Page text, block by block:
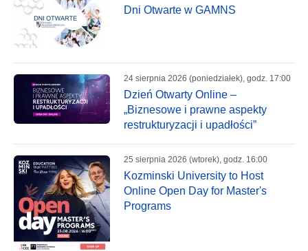
Dni Otwarte w GAMNS
24 sierpnia 2026 (poniedziałek), godz. 17:00
Dzień Otwarty Online –
„Biznesowe i prawne aspekty
restrukturyzacji i upadłości”
25 sierpnia 2026 (wtorek), godz. 16:00
Kozminski University to Host
Online Open Day for Master's
Programs